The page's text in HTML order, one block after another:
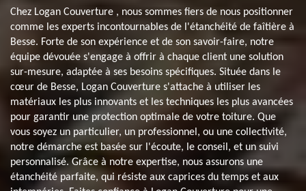
Chez Logan Couverture , nous sommes fiers de nous positionner
comme les experts incontournables de l'étanchéité de faîtière à
Besse. Forte de son expérience et de son savoir-faire, notre
équipe dévouée s'engage à offrir à chaque client une solution
sur-mesure, adaptée à ses besoins spécifiques. Située dans le
cœur de Besse, Logan Couverture s'attache à utiliser les
matériaux les plus innovants et les techniques les plus avancées
pour garantir une protection optimale de votre toiture. Que
vous soyez un particulier, un professionnel, ou une collectivité,
notre démarche est basée sur l'écoute, le conseil, et un suivi
personnalisé. Grâce à notre expertise, nous assurons une
étanchéité parfaite, qui résiste aux caprices du temps et aux